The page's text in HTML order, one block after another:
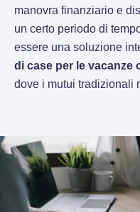
manovra finanziario e
un certo periodo di
essere una soluzione
di case per le vacanze
dove i mutui tradizionali